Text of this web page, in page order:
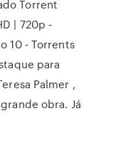
Torrent
| 720p -
10 - Torrents
para
Palmer ,
obra. Já